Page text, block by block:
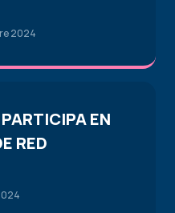
2024
EN
RED